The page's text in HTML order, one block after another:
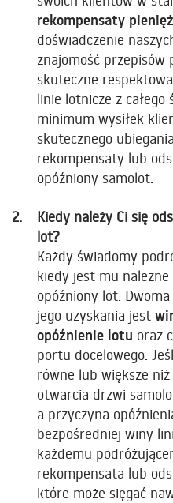
rekompensaty
doświadczenie
znajomość
skuteczne
linie lotnicze z
minimum wysiłek
skutecznego
rekompensaty lub
opóźniony samolot.
Kiedy należy Ci się
lot?
Każdy świadomy
kiedy jest mu należne
opóźniony lot.
jego uzyskania jest
opóźnienie lotu oraz
portu docelowego.
równe lub większe
otwarcia drzwi
a przyczyna
bezpośredniej winy
każdemu
rekompensata lub
które może sięgać